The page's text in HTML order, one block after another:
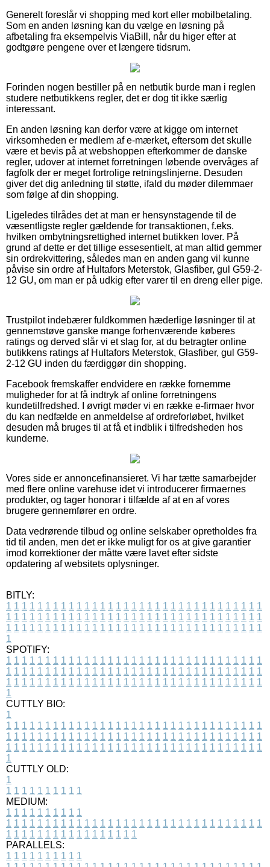
Generelt foreslår vi shopping med kort eller mobilbetaling.
Som en anden løsning kan du vælge en løsning på
afbetaling fra eksempelvis ViaBill, når du higer efter at
godtgøre pengene over et længere tidsrum.
Forinden nogen bestiller på en netbutik burde man i reglen
studere netbutikkens regler, det er dog tit ikke særlig
interessant.
En anden løsning kan derfor være at kigge om internet
virksomheden er medlem af e-mærket, eftersom det skulle
være et bevis på at webshoppen efterkommer de danske
regler, udover at internet forretningen løbende overvåges af
fagfolk der er meget fortrolige retningslinjerne. Desuden
giver det dig anledning til støtte, ifald du møder dilemmaer
som følge af din shopping.
Ligeledes tilrådes det at man er hensynstagende til de
væsentligste regler gældende for transaktionen, f.eks.
hvilken ombytningsrettighed internet butikken lover. På
grund af dette er det tillige essesentielt, at man altid gemmer
sin ordrekvittering, således man en anden gang vil kunne
påvise sin ordre af Hultafors Meterstok, Glasfiber, gul G59-2-
12 GU, om man er på udkig efter varer til en dreng eller pige.
Trustpilot indebærer fuldkommen hæderlige løsninger til at
gennemstøve ganske mange forhenværende køberes
ratings og derved slår vi et slag for, at du betragter online
butikkens ratings af Hultafors Meterstok, Glasfiber, gul G59-
2-12 GU inden du færdiggør din shopping.
Facebook fremskaffer endvidere en række fornemme
muligheder for at få indtryk af online forretningens
kundetilfredshed. I øvrigt møder vi en række e-firmaer hvor
du kan nedfælde en anmeldelse af ordreforløbet, hvilket
desuden må bruges til at få et indblik i tilfredsheden hos
kunderne.
Vores side er annoncefinansieret. Vi har tætte samarbejder
med flere online varehuse idet vi introducerer firmaernes
produkter, og tager honorar i tilfælde af at en af vores
brugere gennemfører en ordre.
Data vedrørende tilbud og online selskaber opretholdes fra
tid til anden, men det er ikke muligt for os at give garantier
imod korrektioner der måtte være lavet efter sidste
opdatering af websitets oplysninger.
BITLY:
1 1 1 1 1 1 1 1 1 1 1 1 1 1 1 1 1 1 1 1 1 1 1 1 1 1 1 1 1 1 1 1 1
1 1 1 1 1 1 1 1 1 1 1 1 1 1 1 1 1 1 1 1 1 1 1 1 1 1 1 1 1 1 1 1 1
1 1 1 1 1 1 1 1 1 1 1 1 1 1 1 1 1 1 1 1 1 1 1 1 1 1 1 1 1 1 1 1 1
1
SPOTIFY:
1 1 1 1 1 1 1 1 1 1 1 1 1 1 1 1 1 1 1 1 1 1 1 1 1 1 1 1 1 1 1 1 1
1 1 1 1 1 1 1 1 1 1 1 1 1 1 1 1 1 1 1 1 1 1 1 1 1 1 1 1 1 1 1 1 1
1 1 1 1 1 1 1 1 1 1 1 1 1 1 1 1 1 1 1 1 1 1 1 1 1 1 1 1 1 1 1 1 1
1
CUTTLY BIO:
1
1 1 1 1 1 1 1 1 1 1 1 1 1 1 1 1 1 1 1 1 1 1 1 1 1 1 1 1 1 1 1 1 1
1 1 1 1 1 1 1 1 1 1 1 1 1 1 1 1 1 1 1 1 1 1 1 1 1 1 1 1 1 1 1 1 1
1 1 1 1 1 1 1 1 1 1 1 1 1 1 1 1 1 1 1 1 1 1 1 1 1 1 1 1 1 1 1 1 1
1
CUTTLY OLD:
1
1 1 1 1 1 1 1 1 1 1
MEDIUM:
1 1 1 1 1 1 1 1 1 1
1 1 1 1 1 1 1 1 1 1 1 1 1 1 1 1 1 1 1 1 1 1 1 1 1 1 1 1 1 1 1 1 1
1 1 1 1 1 1 1 1 1 1 1 1 1 1 1 1 1
PARALLELS:
1 1 1 1 1 1 1 1 1 1